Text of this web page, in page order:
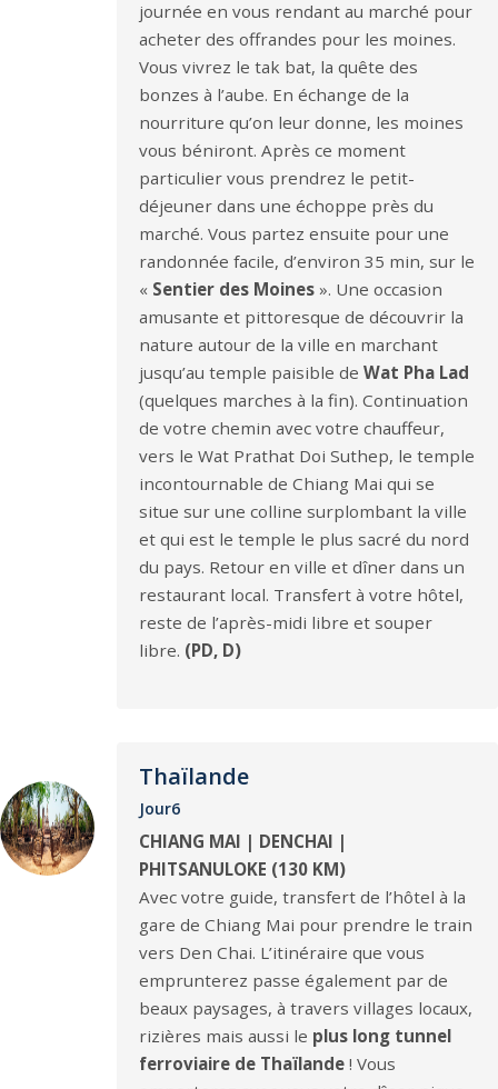
journée en vous rendant au marché pour
acheter des offrandes pour les moines.
Vous vivrez le tak bat, la quête des
bonzes à l’aube. En échange de la
nourriture qu’on leur donne, les moines
vous béniront. Après ce moment
particulier vous prendrez le petit-
déjeuner dans une échoppe près du
marché. Vous partez ensuite pour une
randonnée facile, d’environ 35 min, sur le
« Sentier des Moines ». Une occasion
amusante et pittoresque de découvrir la
nature autour de la ville en marchant
jusqu’au temple paisible de Wat Pha Lad
(quelques marches à la fin). Continuation
de votre chemin avec votre chauffeur,
vers le Wat Prathat Doi Suthep, le temple
incontournable de Chiang Mai qui se
situe sur une colline surplombant la ville
et qui est le temple le plus sacré du nord
du pays. Retour en ville et dîner dans un
restaurant local. Transfert à votre hôtel,
reste de l’après-midi libre et souper
libre. (PD, D)
Thaïlande
Jour6
CHIANG MAI | DENCHAI |
PHITSANULOKE (130 KM)
Avec votre guide, transfert de l’hôtel à la
gare de Chiang Mai pour prendre le train
vers Den Chai. L’itinéraire que vous
emprunterez passe également par de
beaux paysages, à travers villages locaux,
rizières mais aussi le plus long tunnel
ferroviaire de Thaïlande ! Vous